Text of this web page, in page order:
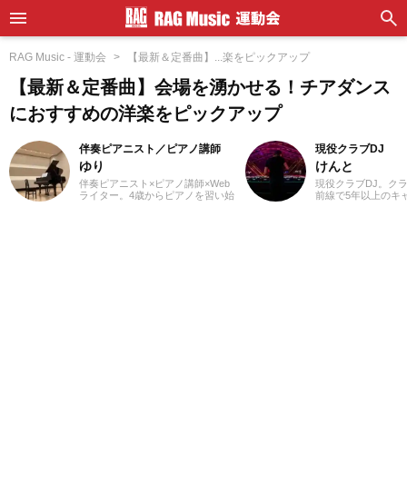
RAG Music - 運動会 【最新＆定番曲】...楽をピックアップ
【最新＆定番曲】会場を湧かせる！チアダンス
におすすめの洋楽をピックアップ
伴奏ピアニスト／ピアノ講師
ゆり
伴奏ピアニスト×ピアノ講師×Web
ライター。4歳からピアノを習い始
現役クラブDJ
けんと
現役クラブDJ。ク
前線で5年以上のキ